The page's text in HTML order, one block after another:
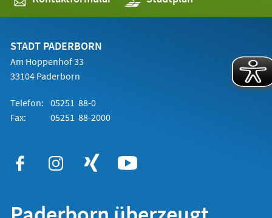
in
einem
STADT PADERBORN
Am Hoppenhof 33
33104 Paderborn
Telefon: 05251 88-0
Fax:
05251 88-2000